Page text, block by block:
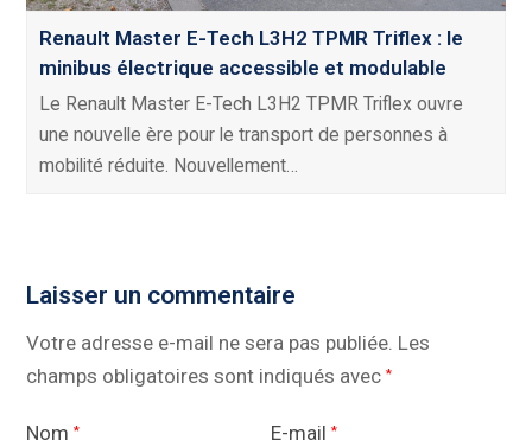
Renault Master E-Tech L3H2 TPMR Triflex : le
minibus électrique accessible et modulable
Le Renault Master E-Tech L3H2 TPMR Triflex ouvre
une nouvelle ère pour le transport de personnes à
mobilité réduite. Nouvellement…
Laisser un commentaire
Votre adresse e-mail ne sera pas publiée. Les
champs obligatoires sont indiqués avec*
Nom* E-mail*